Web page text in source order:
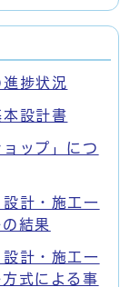
捗状況
設計書
ップ」につ
計・施工一
結果
計・施工一
式による事